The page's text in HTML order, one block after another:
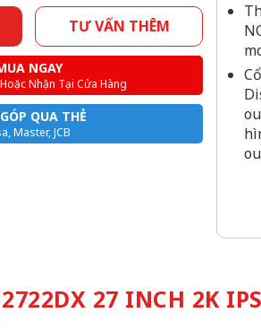
TƯ VẤN THÊM
NGAY
Nhận Tại Cửa Hàng
QUA THẺ
Master, JCB
27 INCH 2K